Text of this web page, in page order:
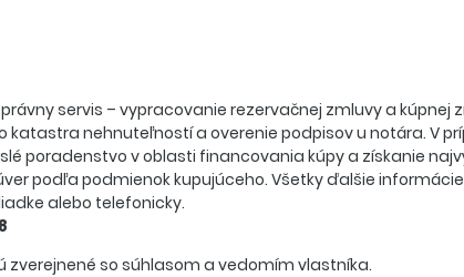
servis – vypracovanie rezervačnej zmluvy a kúpnej
katastra nehnuteľností a overenie podpisov u notára. V
poradenstvo v oblasti financovania kúpy a získanie
podľa podmienok kupujúceho. Všetky ďalšie
alebo telefonicky.
zverejnené so súhlasom a vedomím vlastníka.